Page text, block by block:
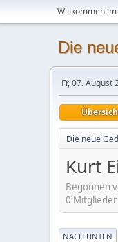
Willkommen im
Die
Fr, 07. August
Die neue
Kurt
Begonnen
0 Mitglieder
NACH UNTEN